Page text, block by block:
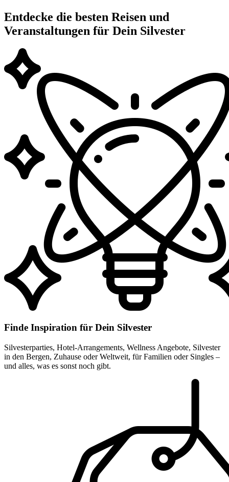
Entdecke die besten Reisen und
Veranstaltungen für Dein Silvester
Finde Inspiration für Dein Silvester
Silvesterparties, Hotel-Arrangements, Wellness Angebote, Silvester
in den Bergen, Zuhause oder Weltweit, für Familien oder Singles –
und alles, was es sonst noch gibt.